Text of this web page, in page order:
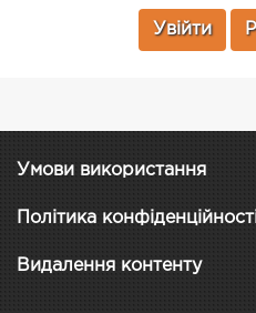
Увійти
Умови використання
Політика
Видалення контенту